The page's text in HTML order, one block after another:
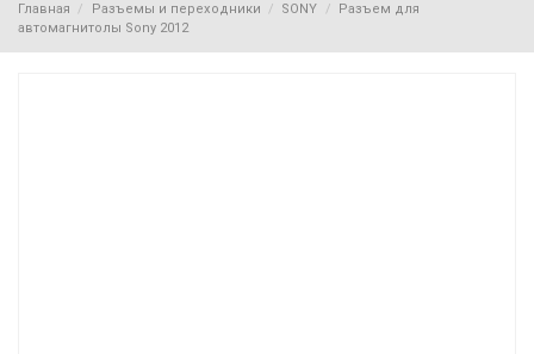
Главная Разъемы и переходники SONY
Разъем для
автомагнитолы Sony 2012